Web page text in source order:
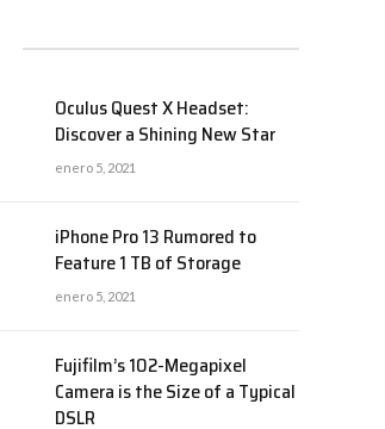
Oculus Quest X Headset:
Discover a Shining New Star
enero 5, 2021
iPhone Pro 13 Rumored to
Feature 1 TB of Storage
enero 5, 2021
Fujifilm’s 102-Megapixel
Camera is the Size of a Typical
DSLR